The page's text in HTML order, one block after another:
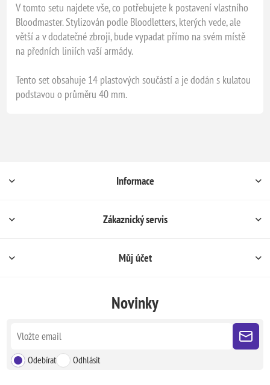
V tomto setu najdete vše, co potřebujete k postavení vlastního
Bloodmaster. Stylizován podle Bloodletters, kterých vede, ale
větší a v dodatečné zbroji, bude vypadat přímo na svém místě
na předních liniích vaší armády.
Tento set obsahuje 14 plastových součástí a je dodán s kulatou
podstavou o průměru 40 mm.
Informace
Zákaznický servis
Můj účet
Novinky
Odebírat Odhlásit